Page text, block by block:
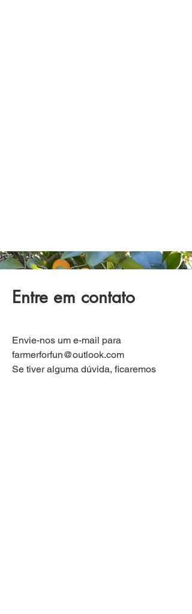
Entre em contato
Envie-nos um e-mail para
farmerforfun@outlook.com
Se tiver alguma dúvida, ficaremos